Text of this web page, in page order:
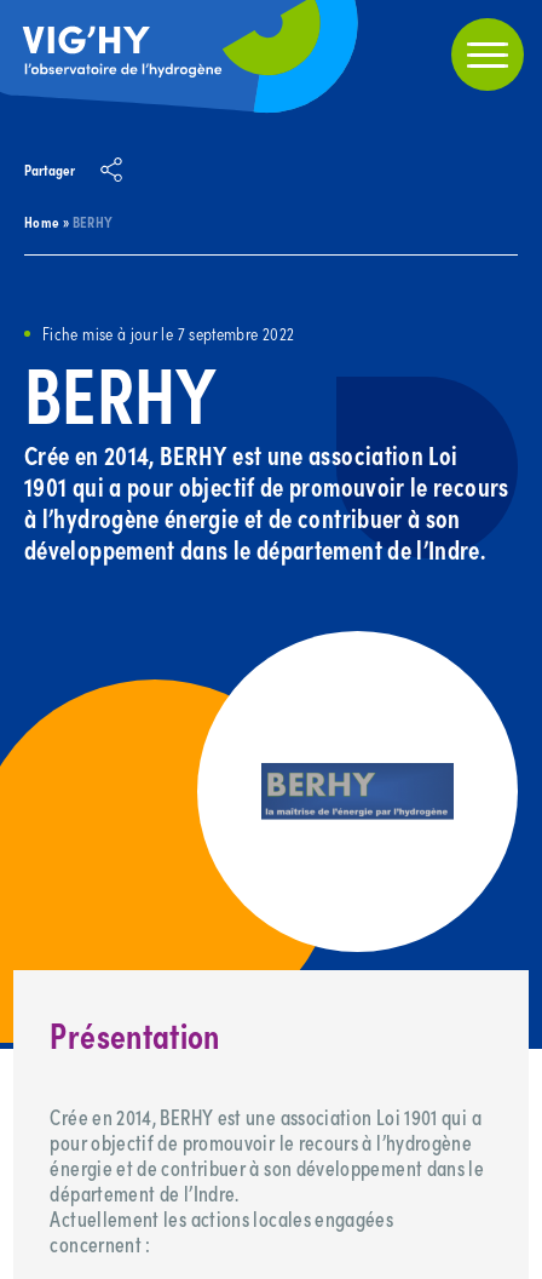
Home»BERHY
Partager
Fiche mise à jour le 7 septembre 2022
BERHY
Crée en 2014, BERHY est une association Loi
1901 qui a pour objectif de promouvoir le recours
à l’hydrogène énergie et de contribuer à son
développement dans le département de l’Indre.
Présentation
Crée en 2014, BERHY est une association Loi 1901 qui a
pour objectif de promouvoir le recours à l’hydrogène
énergie et de contribuer à son développement dans le
département de l’Indre.
Actuellement les actions locales engagées
concernent :